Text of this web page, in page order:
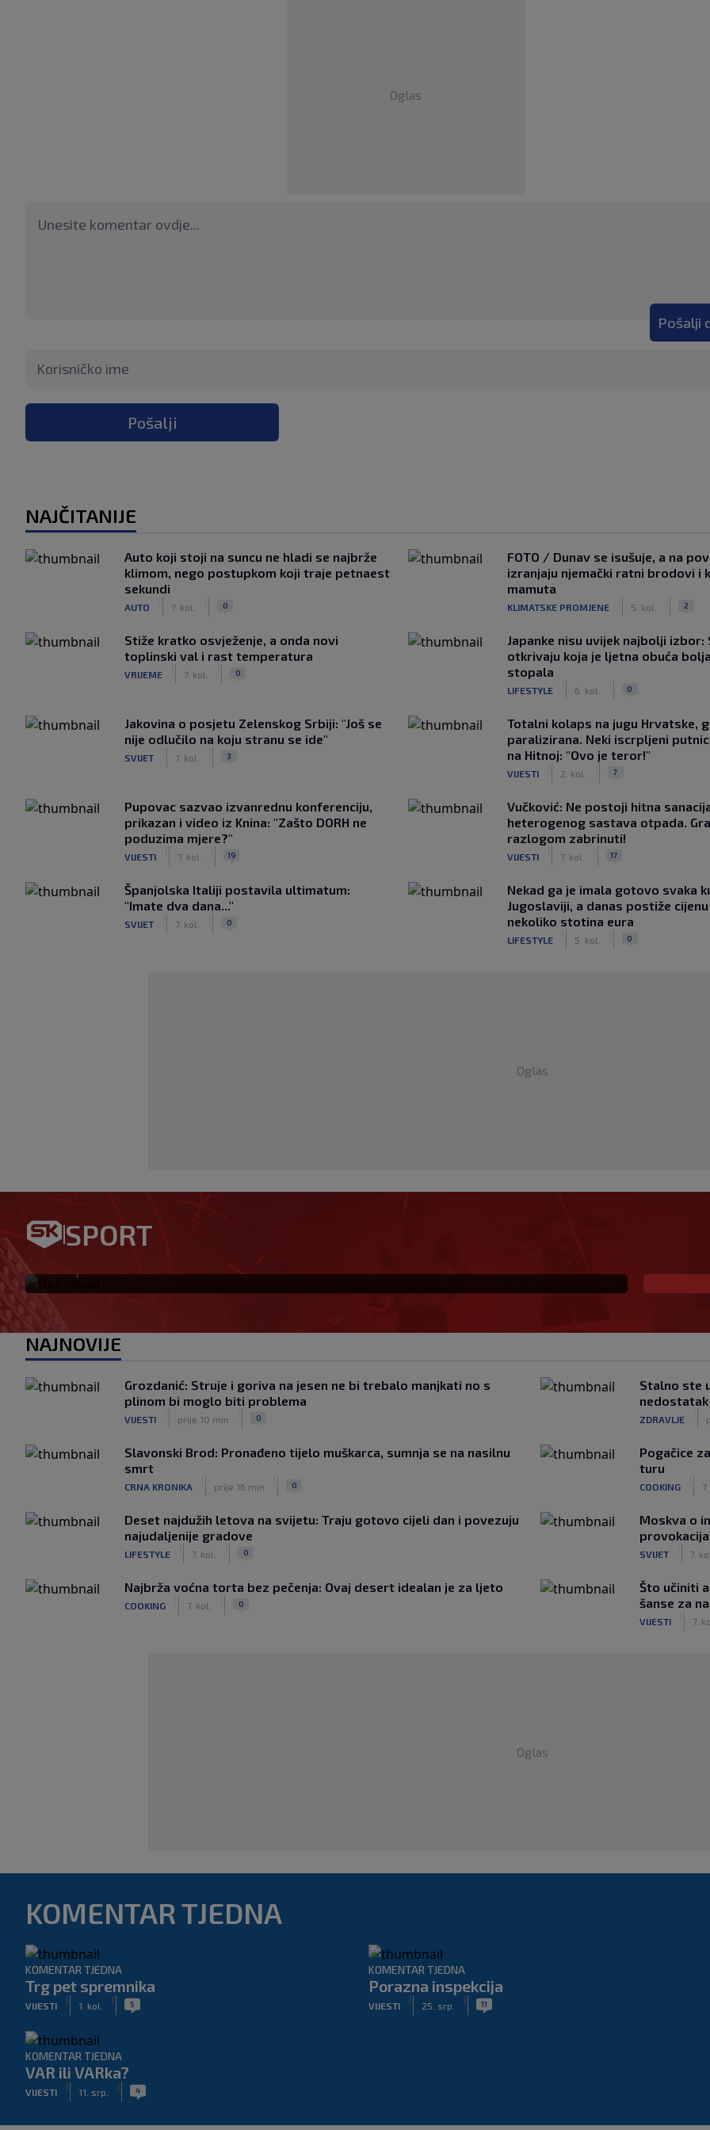
Oglas
Pošalji
Pošalji
NAJČITANIJE
Auto koji stoji na suncu ne hladi se najbrže
klimom, nego postupkom koji traje petnaest
sekundi
AUTO 7. kol. 0
FOTO / Dunav se isušuje, a na
izranjaju njemački ratni brodovi i
mamuta
KLIMATSKE PROMJENE 5. kol. 2
Stiže kratko osvježenje, a onda novi
toplinski val i rast temperatura
VRIJEME 7. kol. 0
Japanke nisu uvijek najbolji izbor:
otkrivaju koja je ljetna obuća
stopala
LIFESTYLE 6. kol. 0
Jakovina o posjetu Zelenskog Srbiji: "Još se
nije odlučilo na koju stranu se ide"
SVIJET 7. kol. 3
Totalni kolaps na jugu Hrvatske,
paralizirana. Neki iscrpljeni
na Hitnoj: "Ovo je teror!"
VIJESTI 2. kol. 7
Pupovac sazvao izvanrednu konferenciju,
prikazan i video iz Knina: "Zašto DORH ne
poduzima mjere?"
VIJESTI 7. kol. 19
Vučković: Ne postoji hitna
heterogenog sastava otpada.
razlogom zabrinuti!
VIJESTI 7. kol. 17
Španjolska Italiji postavila ultimatum:
"Imate dva dana..."
SVIJET 7. kol. 0
Nekad ga je imala gotovo svaka
Jugoslaviji, a danas postiže
nekoliko stotina eura
LIFESTYLE 5. kol. 0
Oglas
SPORT
Bennacer raskinuo s Milanom i sada je slobodan
igrač: Boban je upravo to i htio, ali…
NAJNOVIJE
Grozdanić: Struje i goriva na jesen ne bi trebalo manjkati no s
plinom bi moglo biti problema
VIJESTI prije 10 min 0
Stalno ste
ZDRAVLJE
Slavonski Brod: Pronađeno tijelo muškarca, sumnja se na nasilnu
smrt
CRNA KRONIKA prije 16 min 0
Pogačice
turu
COOKING
Deset najdužih letova na svijetu: Traju gotovo cijeli dan i povezuju
najudaljenije gradove
LIFESTYLE 7. kol. 0
Moskva o
SVIJET 7. kol.
Najbrža voćna torta bez pečenja: Ovaj desert idealan je za ljeto
COOKING 7. kol. 0
Što učiniti
šanse za
VIJESTI 7.
Oglas
KOMENTAR TJEDNA
KOMENTAR TJEDNA
Trg pet spremnika
VIJESTI
|
1. kol.
| 5
KOMENTAR TJEDNA
Porazna inspekcija
VIJESTI
|
25. srp.
| 11
KOMENTAR TJEDNA
VAR ili VARka?
VIJESTI
|
11. srp.
| 4